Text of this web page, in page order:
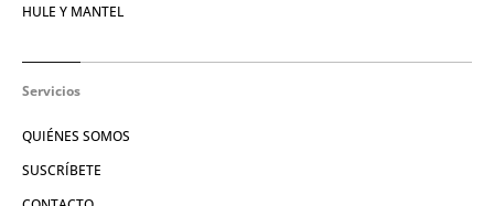
HULE Y MANTEL
Servicios
QUIÉNES SOMOS
SUSCRÍBETE